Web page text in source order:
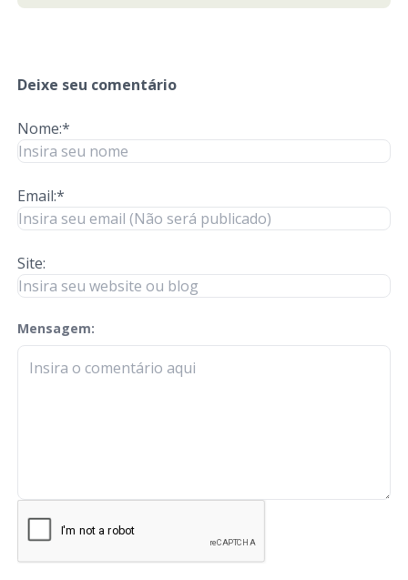
Deixe seu comentário
Nome:*
Email:*
Site:
Mensagem:
check-terms